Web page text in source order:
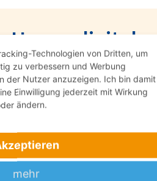
Unser
Zeit für das
In der Zeit des Abschieds
Damit Sie sich auf das
bieten wir Ihnen mit
einfache, transparente
um die Bestattung
Technologien von Dritten, um
zu verbessern und Werbung
der Nutzer anzuzeigen. Ich bin damit
Einwilligung jederzeit mit Wirkung
ändern.
mehr